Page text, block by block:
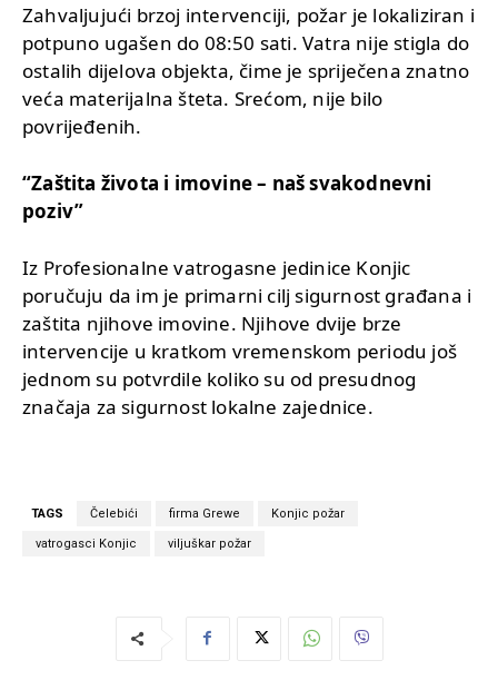
Zahvaljujući brzoj intervenciji, požar je lokaliziran i
potpuno ugašen do 08:50 sati. Vatra nije stigla do
ostalih dijelova objekta, čime je spriječena znatno
veća materijalna šteta. Srećom, nije bilo
povrijeđenih.
“Zaštita života i imovine – naš svakodnevni
poziv”
Iz Profesionalne vatrogasne jedinice Konjic
poručuju da im je primarni cilj sigurnost građana i
zaštita njihove imovine. Njihove dvije brze
intervencije u kratkom vremenskom periodu još
jednom su potvrdile koliko su od presudnog
značaja za sigurnost lokalne zajednice.
TAGS Čelebići firma Grewe Konjic požar
vatrogasci Konjic viljuškar požar